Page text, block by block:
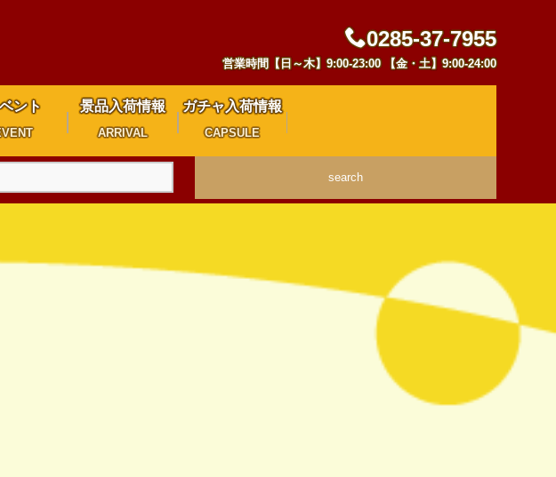
0285-37-7955
営業時間【日～木】9:00-23:00 【金・土】9:00-24:00
ント 景品入荷情報
ARRIVAL
ガチャ入荷情報
CAPSULE
search